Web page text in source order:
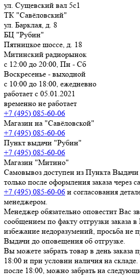
ул. Сущевский вал 5с1
ТК "Савёловский"
ул. Барклая, д. 8
БЦ "Рубин"
Пятницкое шоссе, д. 18
Митинский радиорынок
с 12:00 до 20:00, Пн - Сб
Воскресенье - выходной
с 10:00 до 18:00, ежедневно
работает с 05.01.2021
временно не работает
+7 (495) 085-60-06
Магазин на "Савёловской"
+7 (495) 085-60-06
Пункт выдачи "Рубин"
+7 (495) 085-60-06
Магазин "Митино"
Самовывоз доступен из Пункта
только после оформления заказа через
+7 (495) 085-60-06 и согласования
менеджером.
Менеджер обязательно оповестит Вас
сообщением по факту отгрузки заказа
избежание недоразумений, просьба не
Выдачи до оповещения об отгрузке.
Вы можете забрать товар в день заказа
18:00 и при условии наличия на
после 18:00, можно забрать на